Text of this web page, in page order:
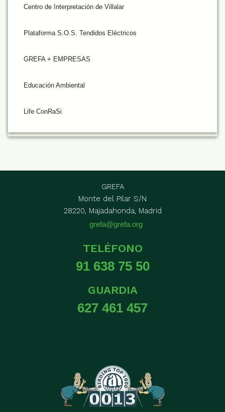
Centro de Interpretación de Villalar
Plataforma S.O.S. Tendidos Eléctricos
GREFA + EMPRESAS
Educación Ambiental
Life ConRaSi
GREFA
Monte del Pilar S/N
28220, Majadahonda, Madrid
grefa@grefa.org
TELÉFONO
91 638 75 50
GUARDIA
627 461 457